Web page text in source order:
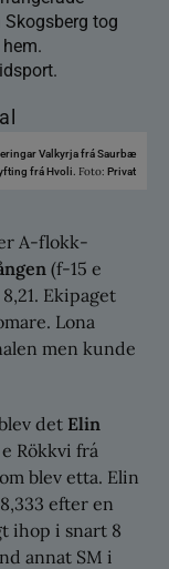
tog
Valkyrja frá Saurbæ
frá Hvoli. Foto: Privat
A-flokk-
(f-15 e
Ekipaget
Lona
men kunde
det Elin
Rökkvi frá
blev etta. Elin
efter en
ihop i snart 8
annat SM i